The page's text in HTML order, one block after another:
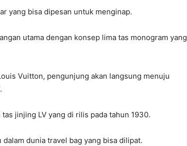
yang bisa dipesan untuk menginap.
utama dengan konsep lima tas monogram yang
Vuitton, pengunjung akan langsung menuju
jinjing LV yang di rilis pada tahun 1930.
dunia travel bag yang bisa dilipat.